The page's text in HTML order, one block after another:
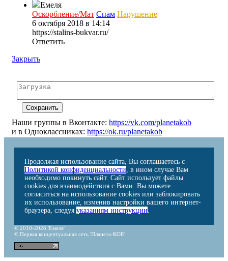
Емеля
Оскорбление/Мат Спам Нарушение
6 октября 2018 в 14:14
https://stalins-bukvar.ru/
Ответить
Закрыть
Наши группы в Вконтакте: https://vk.com/planetakob
и в Одноклассниках: https://ok.ru/planetakob
Продолжая использование сайта, Вы соглашаетесь с
Политикой конфиденциальности, в ином случае Вам
необходимо покинуть сайт. Сайт использует файлы
cookies для взаимодействия с Вами. Вы можете
согласиться на использование cookies или заблокировать
их использование, изменив настройки вашего интернет-
браузера, следуя указаниям инструкции.
© 2010-2026 'Емеля'
© Первая концептуальная сеть 'Планета-КОБ'